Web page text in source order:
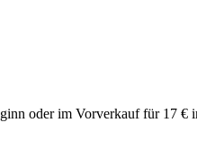
oder im Vorverkauf für 17